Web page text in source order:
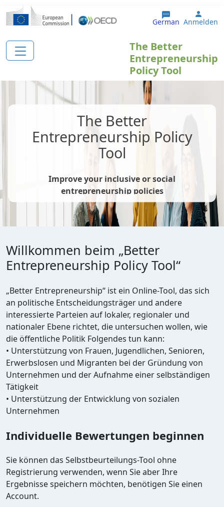
Direkt zum Inhalt
German User
Anmelden
The Better
Entrepreneurship
Policy Tool
The Better
Entrepreneurship Policy
Tool
Improve your inclusive or social
entrepreneurship policies
Willkommen beim „Better
Entrepreneurship Policy Tool“
„Better Entrepreneurship“ ist ein Online-Tool, das sich
an politische Entscheidungsträger und andere
interessierte Parteien auf lokaler, regionaler und
nationaler Ebene richtet, die untersuchen wollen, wie
die öffentliche Politik Folgendes tun kann:
• Unterstützung von Frauen, Jugendlichen, Senioren,
Erwerbslosen und Migranten bei der Gründung von
Unternehmen und der Aufnahme einer selbständigen
Tätigkeit
• Unterstützung der Entwicklung von sozialen
Unternehmen
Individuelle Bewertungen beginnen
Sie können das Selbstbeurteilungs-Tool ohne
Registrierung verwenden, wenn Sie aber Ihre
Ergebnisse speichern möchten, benötigen Sie einen
Account.